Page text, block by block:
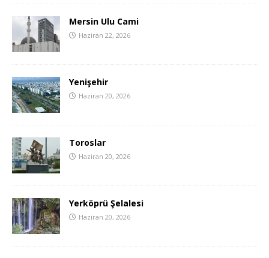
Mersin Ulu Cami
Haziran 22, 2026
Yenişehir
Haziran 20, 2026
Toroslar
Haziran 20, 2026
Yerköprü Şelalesi
Haziran 20, 2026